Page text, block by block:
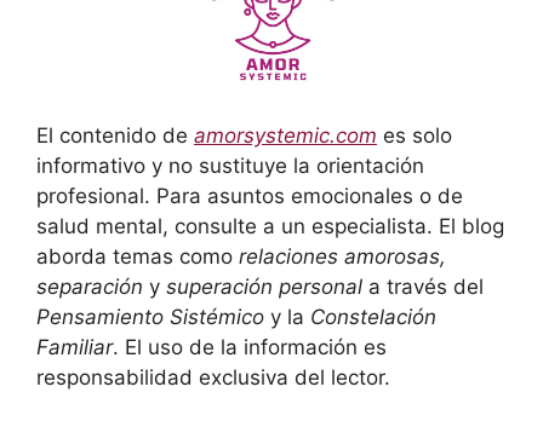
El contenido de amorsystemic.com es solo
informativo y no sustituye la orientación
profesional. Para asuntos emocionales o de
salud mental, consulte a un especialista. El blog
aborda temas como relaciones amorosas,
separación y superación personal a través del
Pensamiento Sistémico y la Constelación
Familiar. El uso de la información es
responsabilidad exclusiva del lector.